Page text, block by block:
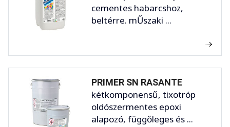
cementes habarcshoz,
beltérre. mŰszaki ...
PRIMER SN RASANTE
kétkomponensű, tixotróp
oldószermentes epoxi
alapozó, függőleges és ...